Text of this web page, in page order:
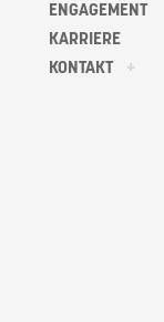
ENGAGEMENT
KARRIERE
KONTAKT
toggle
+